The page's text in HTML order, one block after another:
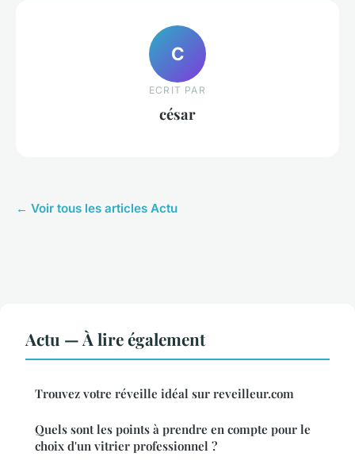
C
ECRIT PAR
césar
← Voir tous les articles Actu
Actu — À lire également
Trouvez votre réveille idéal sur reveilleur.com
Quels sont les points à prendre en compte pour le
choix d'un vitrier professionnel ?